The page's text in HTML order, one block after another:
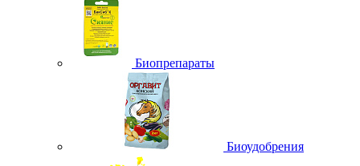
Биопрепараты
Биоудобрения